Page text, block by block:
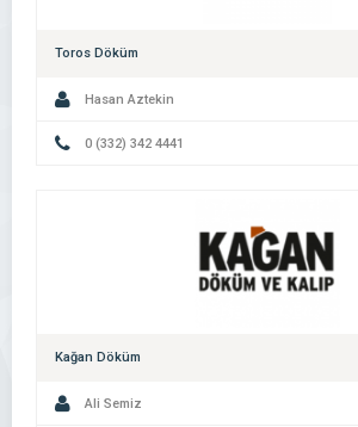
Toros Döküm
Hasan Aztekin
0 (332) 342 4441
Kağan Döküm
Ali Semiz